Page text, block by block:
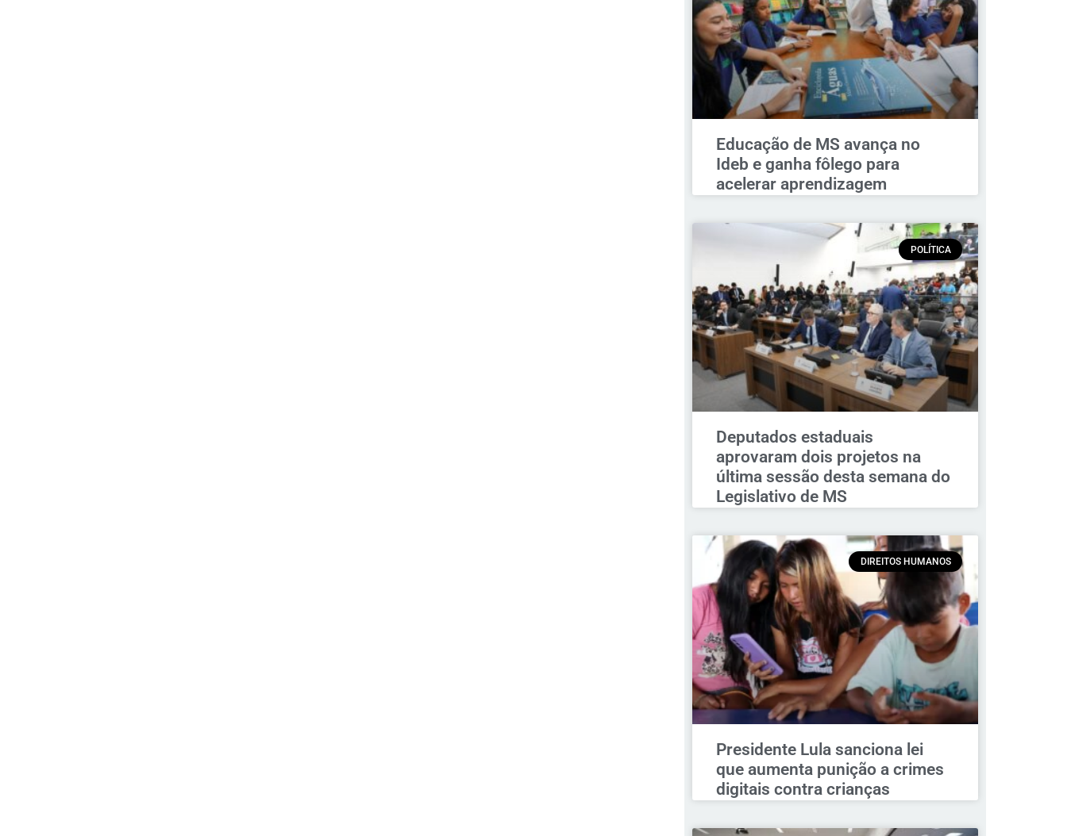
Educação de MS avança no
Ideb e ganha fôlego para
acelerar aprendizagem
POLÍTICA
Deputados estaduais
aprovaram dois projetos na
última sessão desta semana do
Legislativo de MS
DIREITOS HUMANOS
Presidente Lula sanciona lei
que aumenta punição a crimes
digitais contra crianças